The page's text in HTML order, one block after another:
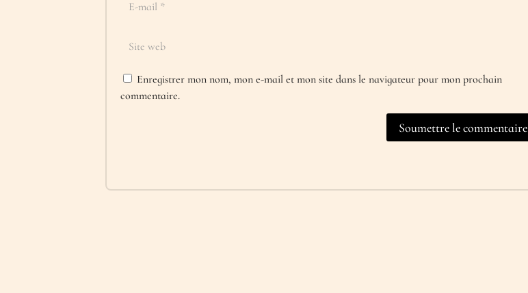
Enregistrer mon nom, mon e-mail et mon site dans le navigateur pour mon prochain
commentaire.
Soumettre le commentaire